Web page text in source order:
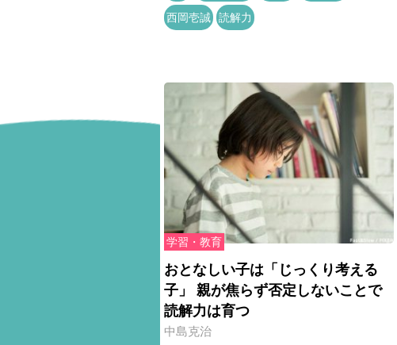
西岡壱誠 読解力
学習・教育
おとなしい子は「じっくり考える
子」 親が焦らず否定しないことで
読解力は育つ
中島克治